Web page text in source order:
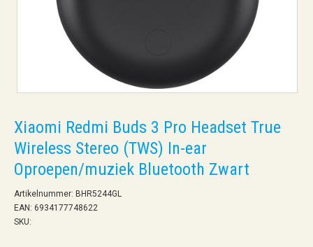
Xiaomi Redmi Buds 3 Pro Headset True
Wireless Stereo (TWS) In-ear
Oproepen/muziek Bluetooth Zwart
Artikelnummer: BHR5244GL
EAN: 6934177748622
SKU: